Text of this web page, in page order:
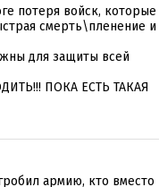
потеря войск, которые
смерть\пленение и
для защиты всей
ПОКА ЕСТЬ ТАКАЯ
армию, кто вместо